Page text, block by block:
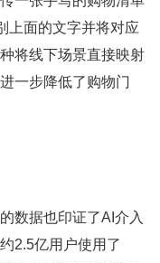
上面的文字并将对应
将线下场景直接映射
一步降低了购物门
据也印证了AI介入
2.5亿用户使用了